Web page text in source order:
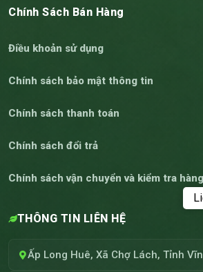
Chính Sách Bán Hàng
Điều khoản sử dụng
Chính sách bảo mật thông tin
Chính sách thanh toán
Chính sách đổi trả
Chính sách vận chuyển và kiểm tra hàng
THÔNG TIN LIÊN HỆ
Ấp Long Huê, Xã Chợ Lách, Tỉnh